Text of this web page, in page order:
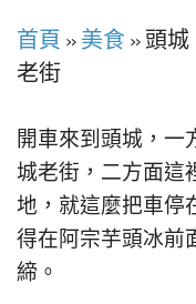
首頁 » 美食 »頭
老街
開車來到頭城，一
城老街，二方面這
地，就這麼把車停
得在阿宗芋頭冰前
締。